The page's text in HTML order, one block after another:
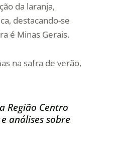
da laranja,
destacando-se
é Minas Gerais.
na safra de verão,
Região Centro
análises sobre